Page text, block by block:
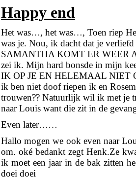
Happy end
Het was…, het was…, Toen riep
was je. Nou, ik dacht dat je
SAMANTHA KOMT ER WEER
zei ik. Mijn hard bonsde in mijn
IK OP JE EN HELEMAAL NIET
ik ben niet doof riepen ik en
trouwen?? Natuurlijk wil ik met je
naar Louis want die zit in de
Even later……
Hallo mogen we ook even naar
om. oké bedankt zegt Henk.Ze
ik moet een jaar in de bak zitten
doei doei